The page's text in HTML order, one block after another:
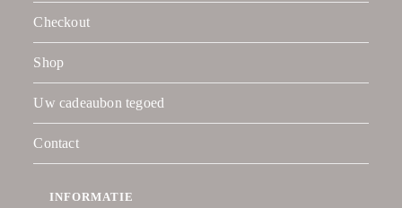
Checkout
Shop
Uw cadeaubon tegoed
Contact
INFORMATIE